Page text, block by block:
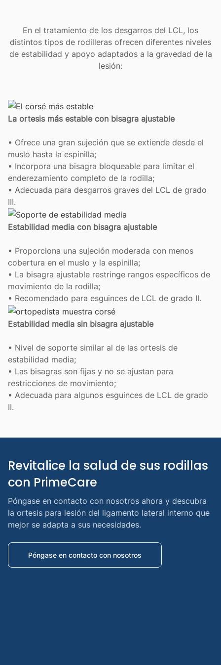
En el tratamiento de los desgarros del LCL, los
distintos tipos de rodilleras ofrecen diferentes niveles
de estabilidad y apoyo adaptados a la gravedad de la
lesión:
La ortesis más estable con bisagra ajustable
• Ofrece una gran sujeción que se extiende desde el
muslo hasta la espinilla;
• Incorpora una bisagra bloqueable para limitar el
enderezamiento completo de la rodilla;
• Adecuada para desgarros graves del LCL de grado
III.
Estabilidad media con bisagra ajustable
• Proporciona una sujeción moderada con menos
cobertura en el muslo y la espinilla;
• La bisagra ajustable restringe rangos específicos de
movimiento de la rodilla;
• Recomendado para esguinces de LCL de grado II.
Estabilidad media sin bisagra ajustable
• Nivel de soporte similar al de las ortesis de
estabilidad media;
• Las bisagras son fijas y no se ajustan para
restricciones de movimiento;
• Adecuada para algunos esguinces de LCL de grado
II.
Revitalice la salud de sus rodillas
con PrimeCare
Póngase en contacto con nosotros ahora y descubra
la ortesis para lesión del ligamento lateral interno que
mejor se adapta a sus necesidades.
Póngase en contacto con nosotros